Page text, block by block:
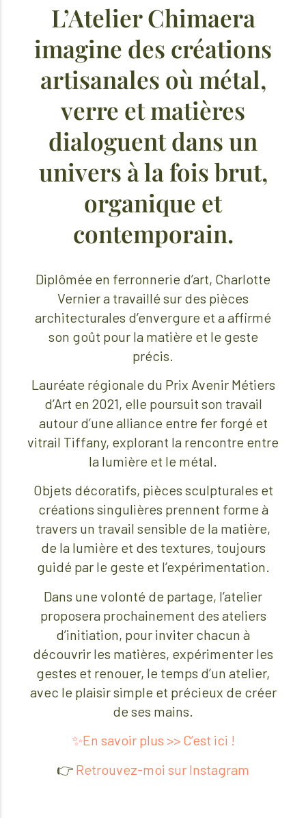
L’Atelier Chimaera
imagine des créations
artisanales où métal,
verre et matières
dialoguent dans un
univers à la fois brut,
organique et
contemporain.
Diplômée en ferronnerie d’art, Charlotte
Vernier a travaillé sur des pièces
architecturales d’envergure et a affirmé
son goût pour la matière et le geste
précis.
Lauréate régionale du Prix Avenir Métiers
d’Art en 2021, elle poursuit son travail
autour d’une alliance entre fer forgé et
vitrail Tiffany, explorant la rencontre entre
la lumière et le métal.
Objets décoratifs, pièces sculpturales et
créations singulières prennent forme à
travers un travail sensible de la matière,
de la lumière et des textures, toujours
guidé par le geste et l’expérimentation.
Dans une volonté de partage, l’atelier
proposera prochainement des ateliers
d’initiation, pour inviter chacun à
découvrir les matières, expérimenter les
gestes et renouer, le temps d’un atelier,
avec le plaisir simple et précieux de créer
de ses mains.
✨En savoir plus >> C’est ici !
👉️ Retrouvez-moi sur Instagram